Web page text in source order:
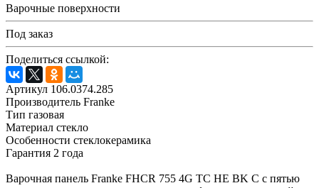
Варочные поверхности
Под заказ
Поделиться ссылкой:
Артикул 106.0374.285
Производитель Franke
Тип газовая
Материал стекло
Особенности стеклокерамика
Гарантия 2 года
Варочная панель Franke FHCR 755 4G TC HE BK C с пятью